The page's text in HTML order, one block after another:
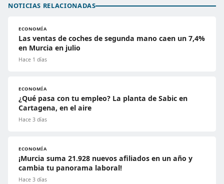
NOTICIAS RELACIONADAS
ECONOMÍA
Las ventas de coches de segunda mano caen un 7,4%
en Murcia en julio
Hace 1 días
ECONOMÍA
¿Qué pasa con tu empleo? La planta de Sabic en
Cartagena, en el aire
Hace 3 días
ECONOMÍA
¡Murcia suma 21.928 nuevos afiliados en un año y
cambia tu panorama laboral!
Hace 3 días